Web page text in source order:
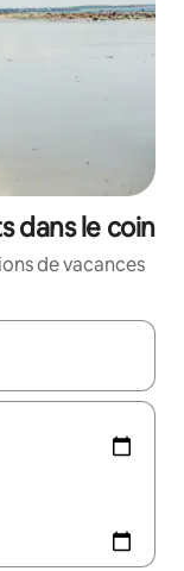
dans le coin
de vacances
les en utilisant